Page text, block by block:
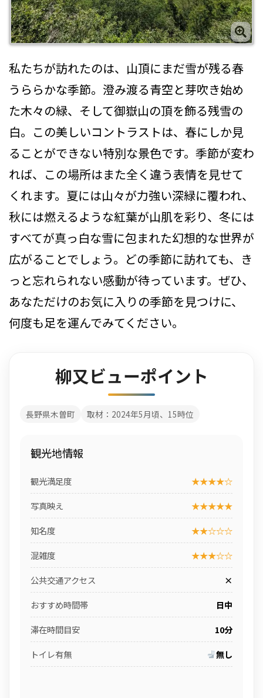
私たちが訪れたのは、山頂にまだ雪が残る春
うららかな季節。澄み渡る青空と芽吹き始め
た木々の緑、そして御嶽山の頂を飾る残雪の
白。この美しいコントラストは、春にしか見
ることができない特別な景色です。季節が変わ
れば、この場所はまた全く違う表情を見せて
くれます。夏には山々が力強い深緑に覆われ、
秋には燃えるような紅葉が山肌を彩り、冬には
すべてが真っ白な雪に包まれた幻想的な世界が
広がることでしょう。どの季節に訪れても、き
っと忘れられない感動が待っています。ぜひ、
あなただけのお気に入りの季節を見つけに、
何度も足を運んでみてください。
柳又ビューポイント
長野県木曽町 取材：2024年5月頃、15時位
観光地情報
観光満足度
★★★★☆
写真映え
★★★★★
知名度
★★☆☆☆
混雑度
★★★☆☆
公共交通アクセス
×
おすすめ時間帯
日中
滞在時間目安
10分
トイレ有無
無し